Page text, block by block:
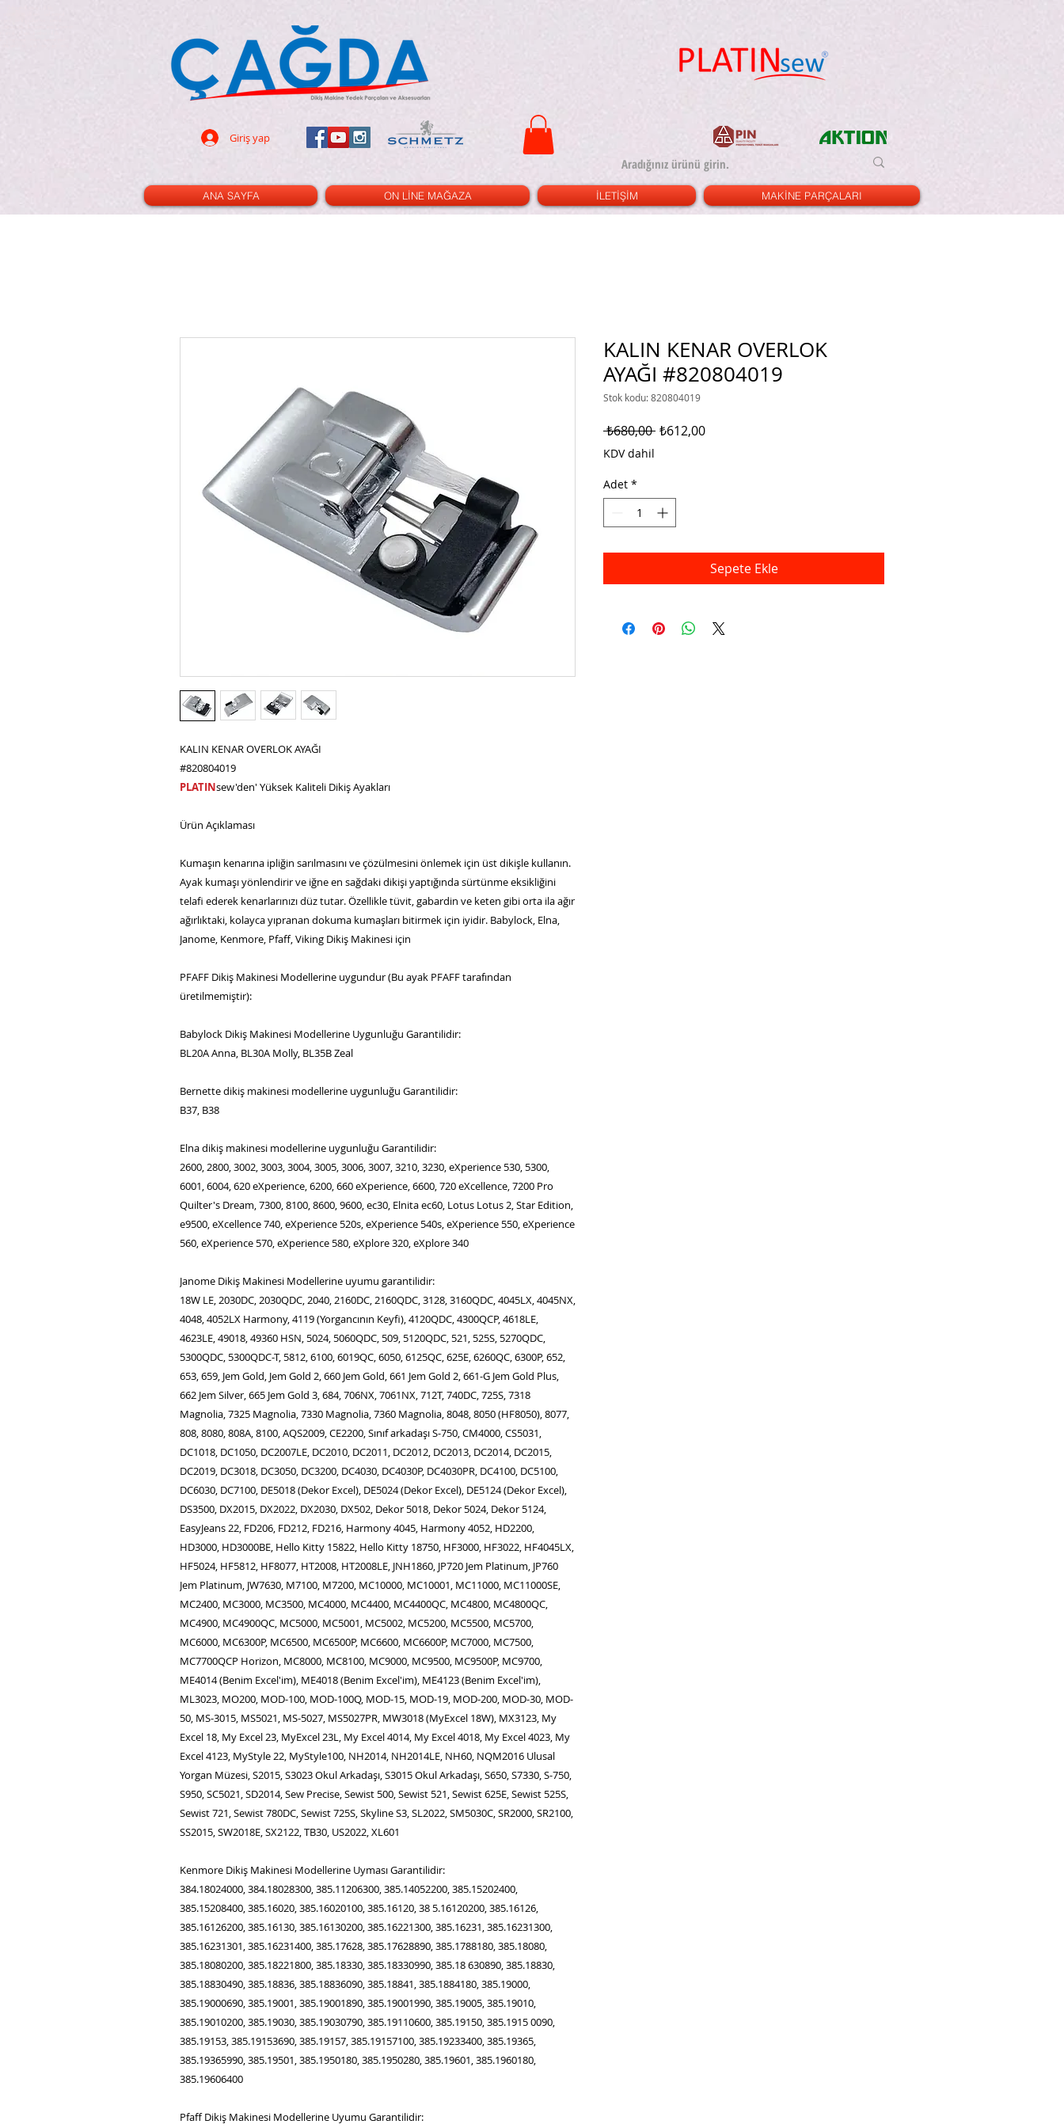
Giriş yap
ANA SAYFA ON LİNE MAĞAZA İLETİŞİM MAKİNE PARÇALARI
KALIN KENAR OVERLOK AYAĞI
#820804019
PLATINsew'den' Yüksek Kaliteli Dikiş Ayakları
Ürün Açıklaması
Kumaşın kenarına ipliğin sarılmasını ve çözülmesini önlemek için üst dikişle kullanın.
Ayak kumaşı yönlendirir ve iğne en sağdaki dikişi yaptığında sürtünme eksikliğini
telafi ederek kenarlarınızı düz tutar. Özellikle tüvit, gabardin ve keten gibi orta ila ağır
ağırlıktaki, kolayca yıpranan dokuma kumaşları bitirmek için iyidir. Babylock, Elna,
Janome, Kenmore, Pfaff, Viking Dikiş Makinesi için
PFAFF Dikiş Makinesi Modellerine uygundur (Bu ayak PFAFF tarafından
üretilmemiştir):
Babylock Dikiş Makinesi Modellerine Uygunluğu Garantilidir:
BL20A Anna, BL30A Molly, BL35B Zeal
Bernette dikiş makinesi modellerine uygunluğu Garantilidir:
B37, B38
Elna dikiş makinesi modellerine uygunluğu Garantilidir:
2600, 2800, 3002, 3003, 3004, 3005, 3006, 3007, 3210, 3230, eXperience 530, 5300,
6001, 6004, 620 eXperience, 6200, 660 eXperience, 6600, 720 eXcellence, 7200 Pro
Quilter's Dream, 7300, 8100, 8600, 9600, ec30, Elnita ec60, Lotus Lotus 2, Star Edition,
e9500, eXcellence 740, eXperience 520s, eXperience 540s, eXperience 550, eXperience
560, eXperience 570, eXperience 580, eXplore 320, eXplore 340
Janome Dikiş Makinesi Modellerine uyumu garantilidir:
18W LE, 2030DC, 2030QDC, 2040, 2160DC, 2160QDC, 3128, 3160QDC, 4045LX, 4045NX,
4048, 4052LX Harmony, 4119 (Yorgancının Keyfi), 4120QDC, 4300QCP, 4618LE,
4623LE, 49018, 49360 HSN, 5024, 5060QDC, 509, 5120QDC, 521, 525S, 5270QDC,
5300QDC, 5300QDC-T, 5812, 6100, 6019QC, 6050, 6125QC, 625E, 6260QC, 6300P, 652,
653, 659, Jem Gold, Jem Gold 2, 660 Jem Gold, 661 Jem Gold 2, 661-G Jem Gold Plus,
662 Jem Silver, 665 Jem Gold 3, 684, 706NX, 7061NX, 712T, 740DC, 725S, 7318
Magnolia, 7325 Magnolia, 7330 Magnolia, 7360 Magnolia, 8048, 8050 (HF8050), 8077,
808, 8080, 808A, 8100, AQS2009, CE2200, Sınıf arkadaşı S-750, CM4000, CS5031,
DC1018, DC1050, DC2007LE, DC2010, DC2011, DC2012, DC2013, DC2014, DC2015,
DC2019, DC3018, DC3050, DC3200, DC4030, DC4030P, DC4030PR, DC4100, DC5100,
DC6030, DC7100, DE5018 (Dekor Excel), DE5024 (Dekor Excel), DE5124 (Dekor Excel),
DS3500, DX2015, DX2022, DX2030, DX502, Dekor 5018, Dekor 5024, Dekor 5124,
EasyJeans 22, FD206, FD212, FD216, Harmony 4045, Harmony 4052, HD2200,
HD3000, HD3000BE, Hello Kitty 15822, Hello Kitty 18750, HF3000, HF3022, HF4045LX,
HF5024, HF5812, HF8077, HT2008, HT2008LE, JNH1860, JP720 Jem Platinum, JP760
Jem Platinum, JW7630, M7100, M7200, MC10000, MC10001, MC11000, MC11000SE,
MC2400, MC3000, MC3500, MC4000, MC4400, MC4400QC, MC4800, MC4800QC,
MC4900, MC4900QC, MC5000, MC5001, MC5002, MC5200, MC5500, MC5700,
MC6000, MC6300P, MC6500, MC6500P, MC6600, MC6600P, MC7000, MC7500,
MC7700QCP Horizon, MC8000, MC8100, MC9000, MC9500, MC9500P, MC9700,
ME4014 (Benim Excel'im), ME4018 (Benim Excel'im), ME4123 (Benim Excel'im),
ML3023, MO200, MOD-100, MOD-100Q, MOD-15, MOD-19, MOD-200, MOD-30, MOD-
50, MS-3015, MS5021, MS-5027, MS5027PR, MW3018 (MyExcel 18W), MX3123, My
Excel 18, My Excel 23, MyExcel 23L, My Excel 4014, My Excel 4018, My Excel 4023, My
Excel 4123, MyStyle 22, MyStyle100, NH2014, NH2014LE, NH60, NQM2016 Ulusal
Yorgan Müzesi, S2015, S3023 Okul Arkadaşı, S3015 Okul Arkadaşı, S650, S7330, S-750,
S950, SC5021, SD2014, Sew Precise, Sewist 500, Sewist 521, Sewist 625E, Sewist 525S,
Sewist 721, Sewist 780DC, Sewist 725S, Skyline S3, SL2022, SM5030C, SR2000, SR2100,
SS2015, SW2018E, SX2122, TB30, US2022, XL601
Kenmore Dikiş Makinesi Modellerine Uyması Garantilidir:
384.18024000, 384.18028300, 385.11206300, 385.14052200, 385.15202400,
385.15208400, 385.16020, 385.16020100, 385.16120, 38 5.16120200, 385.16126,
385.16126200, 385.16130, 385.16130200, 385.16221300, 385.16231, 385.16231300,
385.16231301, 385.16231400, 385.17628, 385.17628890, 385.1788180, 385.18080,
385.18080200, 385.18221800, 385.18330, 385.18330990, 385.18 630890, 385.18830,
385.18830490, 385.18836, 385.18836090, 385.18841, 385.1884180, 385.19000,
385.19000690, 385.19001, 385.19001890, 385.19001990, 385.19005, 385.19010,
385.19010200, 385.19030, 385.19030790, 385.19110600, 385.19150, 385.1915 0090,
385.19153, 385.19153690, 385.19157, 385.19157100, 385.19233400, 385.19365,
385.19365990, 385.19501, 385.1950180, 385.1950280, 385.19601, 385.1960180,
385.19606400
Pfaff Dikiş Makinesi Modellerine Uyumu Garantilidir:
KALIN KENAR OVERLOK
AYAĞI #820804019
Stok kodu: 820804019
₺680,00 Normal
₺612,00İndirimli
KDV dahil
Adet *
Sepete Ekle